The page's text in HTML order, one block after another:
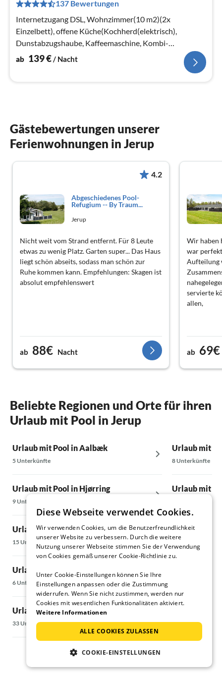
137 Bewertungen
Internetzugang DSL, Wohnzimmer(10 m2)(2x
Einzelbett), offene Küche(Kochherd(elektrisch),
Dunstabzugshaube, Kaffeemaschine, Kombi-
Mikrowelle, Spülmaschine, Kühl-/Gefrierkombination,...
ab 139€/ Nacht
Gästebewertungen unserer
Ferienwohnungen in Jerup
4.2
Abgeschiedenes Pool-
Refugium -- By Traum...
Jerup
Nicht weit vom Strand entfernt. Für 8 Leute
etwas zu wenig Platz. Garten super... Das Haus
liegt schön abseits, sodass man schön zur
Ruhe kommen kann. Empfehlungen: Skagen ist
absolut empfehlenswert
ab 88€ Nacht
Wir haben
war
Aufteilung
servierte
allen,
ab 69€
Beliebte Regionen und Orte für ihren
Urlaub mit Pool in Jerup
Urlaub mit Pool in Aalbæk
5 Unterkünfte
Urlaub mit Pool in Hjørring
9 Unterkünfte
Urlaub mit Pool in Lökken
15 Unterkünfte
Urlaub mit Pool in Skagen
6 Unterkünfte
Urlaub mit Pool in Vendsyssel
33 Unterkünfte
Urlaub mit
8 Unterkünfte
Urlaub mit
Urlaub mit
9 Unterkünfte
Diese Webseite verwendet Cookies.
Wir verwenden Cookies, um die Benutzerfreundlichkeit
unserer Website zu verbessern. Durch die weitere
Nutzung unserer Webseite stimmen Sie der Verwendung
von Cookies gemäß unserer Cookie-Richtlinie zu.
Unter Cookie-Einstellungen können Sie Ihre
Einstellungen anpassen oder die Zustimmung
widerrufen. Wenn Sie nicht zustimmen, werden nur
Cookies mit wesentlichen Funktionalitäten aktiviert.
Weitere Informationen
ALLE COOKIES ZULASSEN
COOKIE-EINSTELLUNGEN